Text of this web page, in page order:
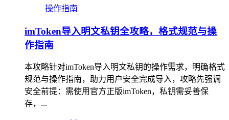
imToken导入明文私钥全攻略，格式规范与操
作指南
本攻略针对imToken导入明文私钥的操作需求，明确格式
规范与操作指南，助力用户安全完成导入，攻略先强调
安全前提：需使用官方正版imToken，私钥需妥善保
存，...